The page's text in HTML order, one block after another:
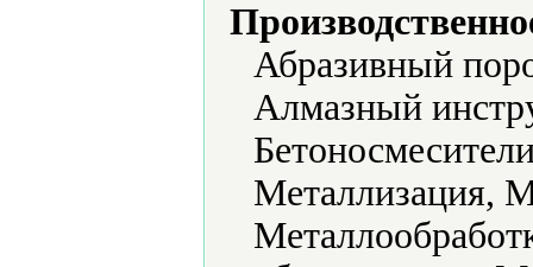
Абразивный
Алмазный
Металлизация,